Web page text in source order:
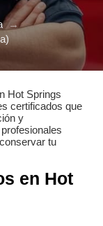
→
Hot Springs
certificados que
y
tu
en Hot